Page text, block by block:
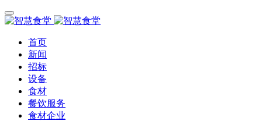
首页
新闻
招标
设备
食材
餐饮服务
食材企业